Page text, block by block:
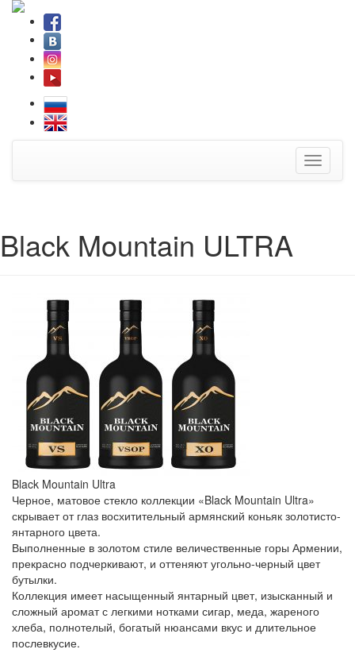
Toggle
Black Mountain ULTRA
Black Mountain Ultra
Черное, матовое стекло коллекции «Black Mountain Ultra»
скрывает от глаз восхитительный армянский коньяк золотисто-
янтарного цвета.
Выполненные в золотом стиле величественные горы Армении,
прекрасно подчеркивают, и оттеняют угольно-черный цвет
бутылки.
Коллекция имеет насыщенный янтарный цвет, изысканный и
сложный аромат с легкими нотками сигар, меда, жареного
хлеба, полнотелый, богатый нюансами вкус и длительное
послевкусие.